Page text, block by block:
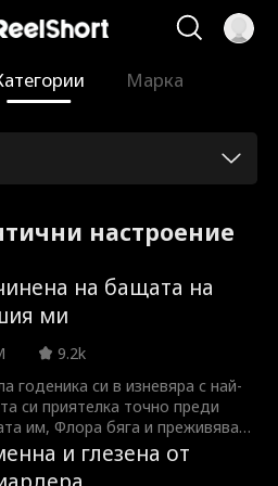
Марка
настроение
на бащата на
ми
9.2k
годеника си в изневяра с най-
си приятелка точно преди
им, Флора бяга и преживява
за една нощ с красив
Тя дори не подозира, че той
и глезена от